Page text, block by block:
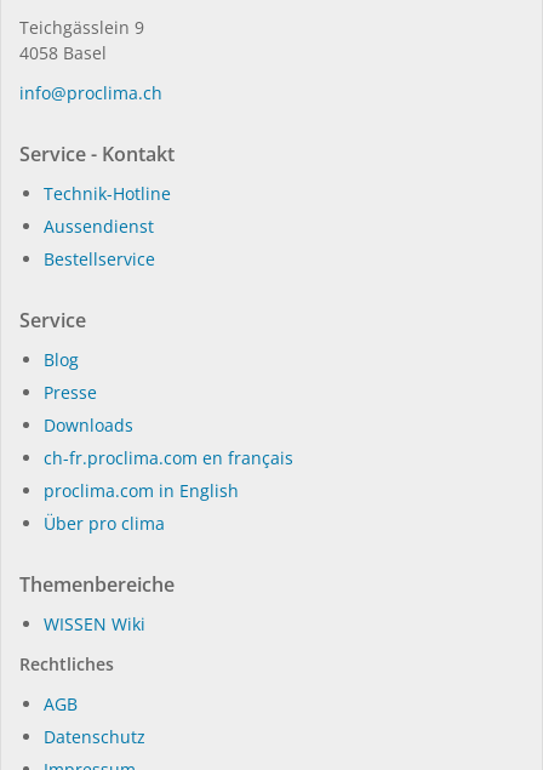
Teichgässlein 9
4058 Basel
in­fo@procli­ma.ch
Service - Kontakt
Technik-Hotline
Aussendienst
Bestellservice
Service
Blog
Presse
Dow­n­loads
ch-fr.proclima.com en français
proclima.com in English
Über pro clima
Themenbereiche
WIS­SEN Wi­ki
Rechtliches
AGB
Datenschutz